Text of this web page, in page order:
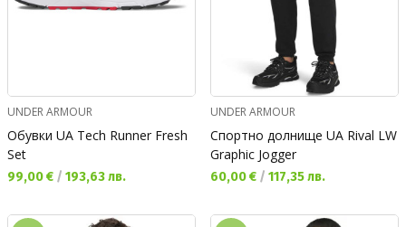
UNDER ARMOUR
Обувки UA Tech Runner Fresh
Set
Текуща цена:
99,00 € / 193,63 лв.
UNDER ARMOUR
Спортно долнище UA Rival LW
Graphic Jogger
Текуща цена:
60,00 € / 117,35 лв.